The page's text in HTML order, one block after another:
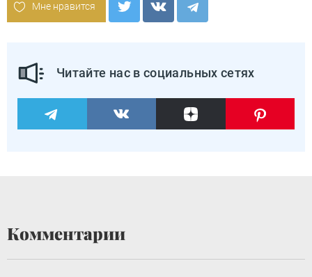
Мне нравится
Читайте нас в социальных сетях
Комментарии